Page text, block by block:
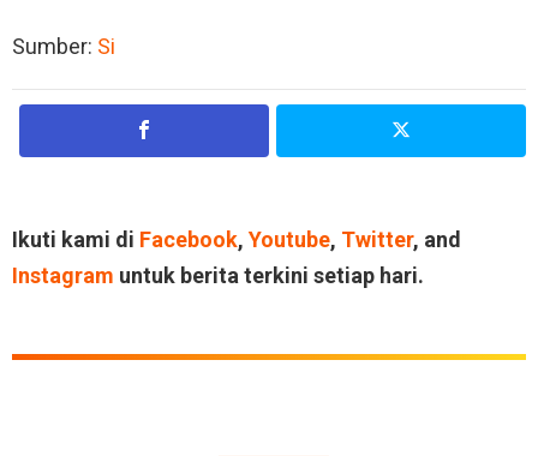
Sumber: Si
Ikuti kami di Facebook, Youtube, Twitter, and
Instagram untuk berita terkini setiap hari.